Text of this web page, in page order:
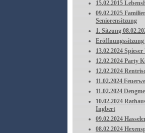
15.02.2015
09.02.2025
Seniorensitzung
1. Sitzung
Eröffnungssitzung
13.02.2024
12.02.2024 Party
12.02.2024
11.02.2024
11.02.2024
10.02.2024
Ingbert
09.02.2024
08.02.2024